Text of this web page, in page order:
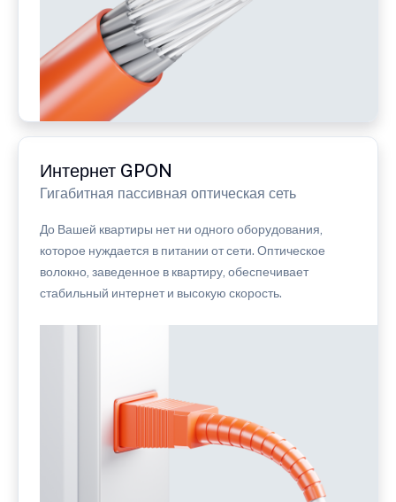
Интернет GPON
Гигабитная пассивная оптическая сеть
До Вашей квартиры нет ни одного оборудования,
которое нуждается в питании от сети. Оптическое
волокно, заведенное в квартиру, обеспечивает
стабильный интернет и высокую скорость.